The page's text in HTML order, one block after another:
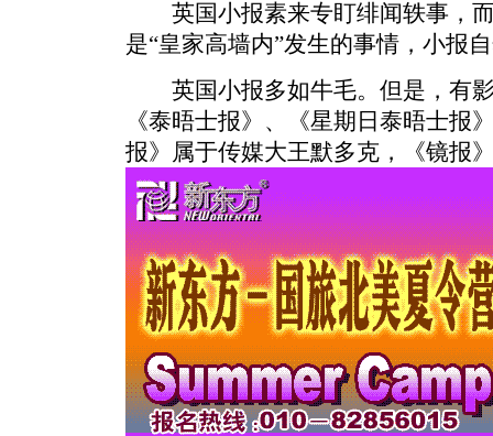
英国小报素来专盯绯闻轶事，而
是“皇家高墙内”发生的事情，小报
英国小报多如牛毛。但是，有影
《泰晤士报》、《星期日泰晤士报
报》属于传媒大王默多克，《镜报